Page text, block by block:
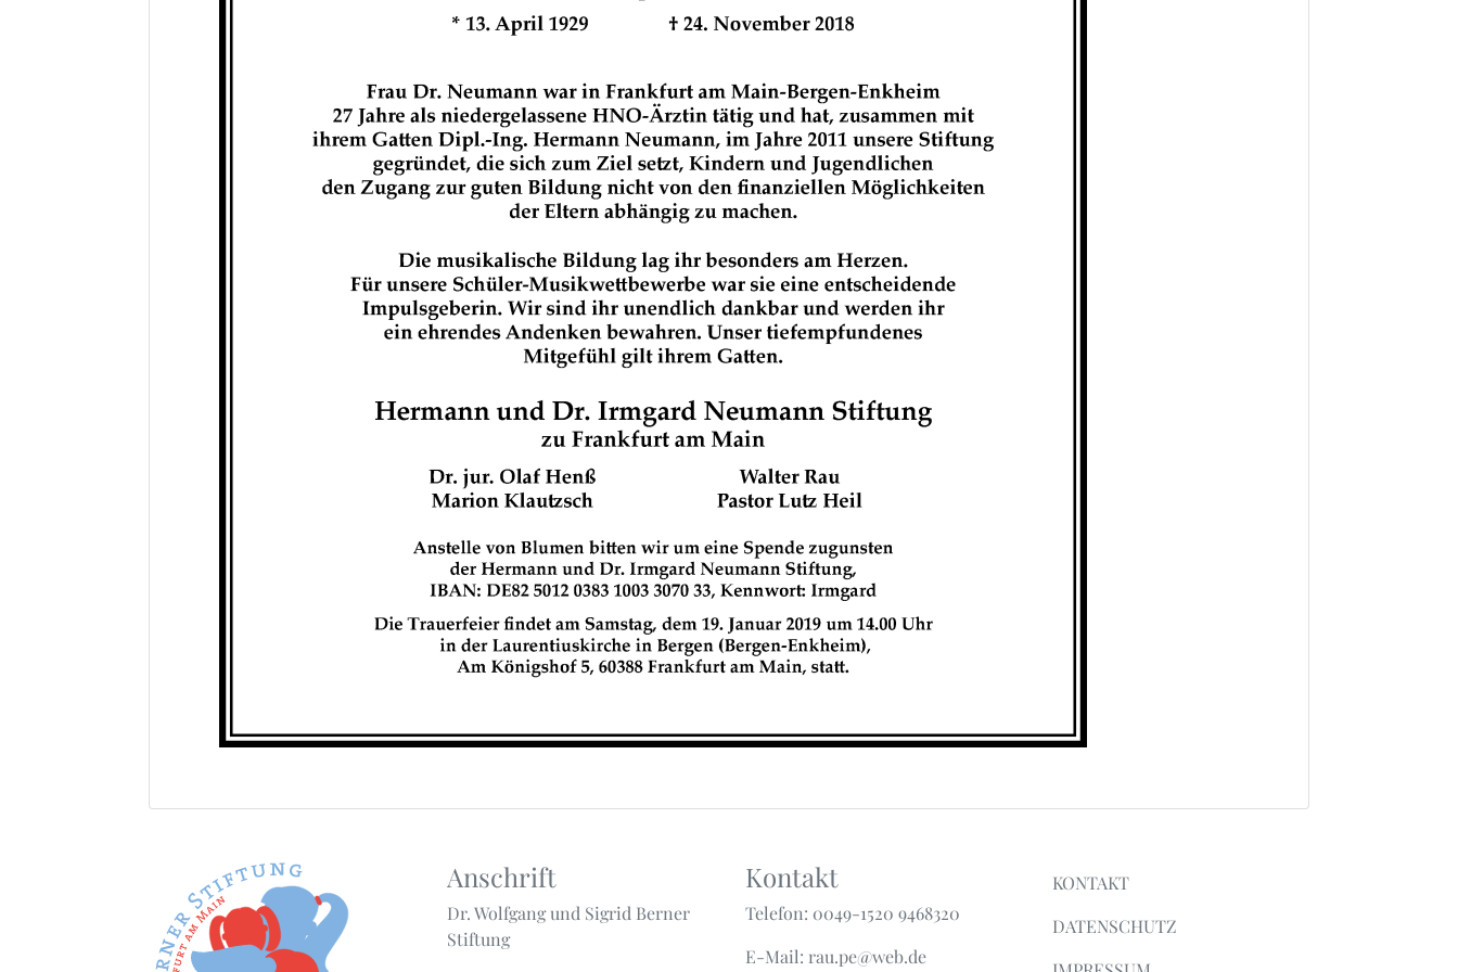
Anschrift
Dr. Wolfgang und Sigrid Berner
Stiftung
Kontakt
Telefon: 0049-1520 9468320
E-Mail: rau.pe@web.de
KONTAKT
DATENSCHUTZ